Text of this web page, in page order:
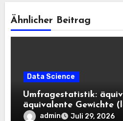
Ähnlicher Beitrag
Data Science
Umfragestatistik:
äquivalente Gewichte
admin Juli 29, 2026